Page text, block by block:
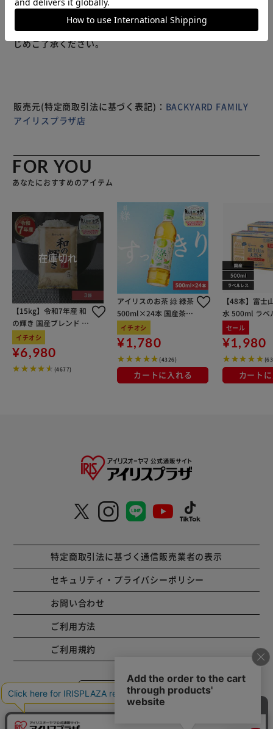
ラッとした触り心地が魅力的。 【腕までしっかり中綿入
り】 スリーブまでしっかり中綿が充填されているので、腕
まで暖かい仕上がり。 【サッと羽織れる前開き】 サッと羽
織って使える前開きタイプ。前のリボンを結べば防寒性
載しスマホやハンカチ、メモ帳も入るサイズ◎ 【汚れても
自宅で洗える】 汚れが付いても自宅で手洗いができるので
でお揃いを楽しめる♪
もっと見る
※製品は予告なく仕様を変更する場合がございます。あらか
じめご了承ください。
販売元(特定商取引法に基づく表記)： BACKYARD FAMILY
アイリスプラザ店
FOR YOU
あなたにおすすめのアイテム
【15kg】令和7年産 和
の輝き 国産ブレンド 5
kg×3袋
イチオシ
¥6,980
(4677)
アイリスのお茶 綠 緑茶
500ml×24本 国産茶葉
100％使用
イチオシ
¥1,780
(4326)
カートに入れる
【48本】富士
水 500ml ラベ
セール
¥1,980
カート
特定商取引法に基づく通信販売業者の表示
セキュリティ・プライバシーポリシー
お問い合わせ
ご利用方法
ご利用規約
コーポレートサイト